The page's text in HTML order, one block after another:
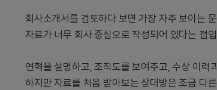
회사소개서를 검토하다 보면 가장 자주 보이는
자료가 너무 회사 중심으로 작성되어 있다는 점
연혁을 설명하고, 조직도를 보여주고, 수상 이력
하지만 자료를 처음 받아보는 상대방은 조금 다